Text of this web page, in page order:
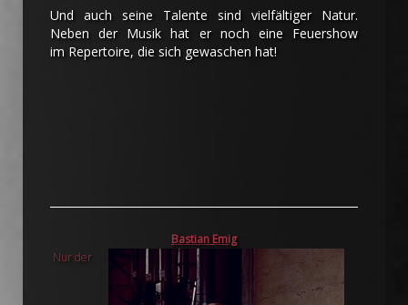
Und auch seine Talente sind vielfältiger Natur.
Neben der Musik hat er noch eine Feuershow
im Repertoire, die sich gewaschen hat!
Bastian Emig
Nur der